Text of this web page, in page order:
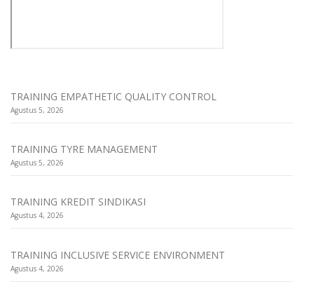
TRAINING EMPATHETIC QUALITY CONTROL
Agustus 5, 2026
TRAINING TYRE MANAGEMENT
Agustus 5, 2026
TRAINING KREDIT SINDIKASI
Agustus 4, 2026
TRAINING INCLUSIVE SERVICE ENVIRONMENT
Agustus 4, 2026